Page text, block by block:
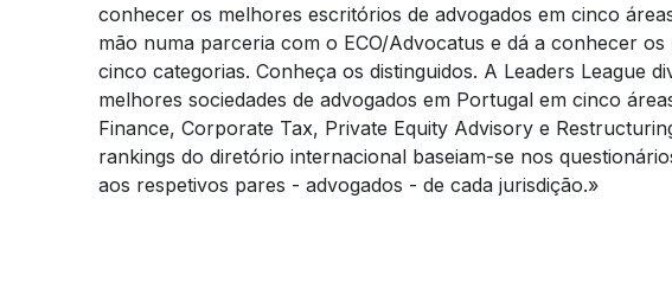
conhecer os melhores escritórios de advogados em cinco
mão numa parceria com o ECO/Advocatus e dá a conhecer
cinco categorias. Conheça os distinguidos. A Leaders League
melhores sociedades de advogados em Portugal em cinco
Finance, Corporate Tax, Private Equity Advisory e
rankings do diretório internacional baseiam-se nos
aos respetivos pares - advogados - de cada jurisdição.»